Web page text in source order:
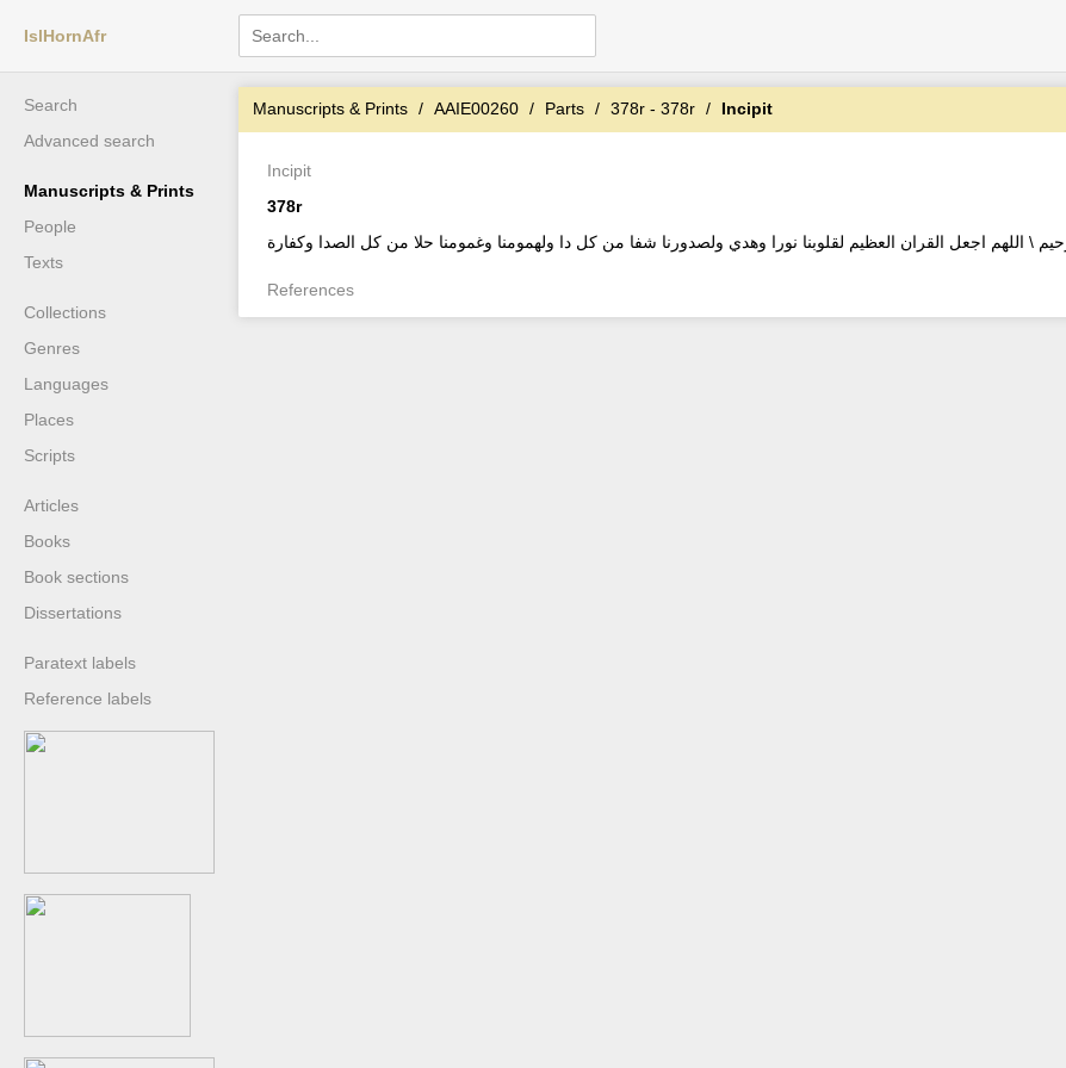
IslHornAfr
Search
Advanced search
Manuscripts & Prints
People
Texts
Collections
Genres
Languages
Places
Scripts
Articles
Books
Book sections
Dissertations
Paratext labels
Reference labels
Manuscripts & Prints AAIE00260 Parts 378r - 378r Incipit
Incipit
378r
\ اللهم اجعل القران العظيم لقلوبنا نورا وهدي ولصدورنا شفا من كل دا ولهمومنا وغمومنا حلا من كل الصدا وكفارة
References